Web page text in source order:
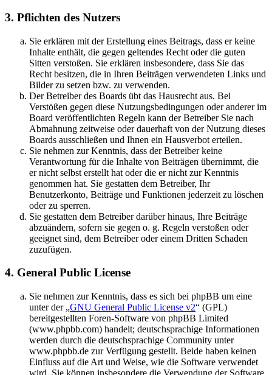
3. Pflichten des Nutzers
Sie erklären mit der Erstellung eines Beitrags, dass er keine
Inhalte enthält, die gegen geltendes Recht oder die guten
Sitten verstoßen. Sie erklären insbesondere, dass Sie das
Recht besitzen, die in Ihren Beiträgen verwendeten Links und
Bilder zu setzen bzw. zu verwenden.
Der Betreiber des Boards übt das Hausrecht aus. Bei
Verstößen gegen diese Nutzungsbedingungen oder anderer im
Board veröffentlichten Regeln kann der Betreiber Sie nach
Abmahnung zeitweise oder dauerhaft von der Nutzung dieses
Boards ausschließen und Ihnen ein Hausverbot erteilen.
Sie nehmen zur Kenntnis, dass der Betreiber keine
Verantwortung für die Inhalte von Beiträgen übernimmt, die
er nicht selbst erstellt hat oder die er nicht zur Kenntnis
genommen hat. Sie gestatten dem Betreiber, Ihr
Benutzerkonto, Beiträge und Funktionen jederzeit zu löschen
oder zu sperren.
Sie gestatten dem Betreiber darüber hinaus, Ihre Beiträge
abzuändern, sofern sie gegen o. g. Regeln verstoßen oder
geeignet sind, dem Betreiber oder einem Dritten Schaden
zuzufügen.
4. General Public License
Sie nehmen zur Kenntnis, dass es sich bei phpBB um eine
unter der „GNU General Public License v2“ (GPL)
bereitgestellten Foren-Software von phpBB Limited
(www.phpbb.com) handelt; deutschsprachige Informationen
werden durch die deutschsprachige Community unter
www.phpbb.de zur Verfügung gestellt. Beide haben keinen
Einfluss auf die Art und Weise, wie die Software verwendet
wird. Sie können insbesondere die Verwendung der Software